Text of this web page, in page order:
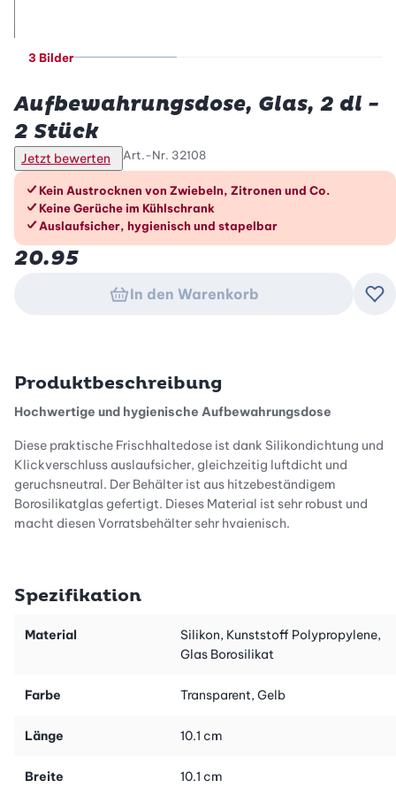
3 Bilder
Aufbewahrungsdose, Glas, 2 dl -
2 Stück
Jetzt bewerten Art.-Nr. 32108
Die Vorteile im Überblick
Kein Austrocknen von Zwiebeln, Zitronen und Co.
Keine Gerüche im Kühlschrank
Auslaufsicher, hygienisch und stapelbar
20.95
In den Warenkorb
Produktbeschreibung
Hochwertige und hygienische Aufbewahrungsdose
Diese praktische Frischhaltedose ist dank Silikondichtung und
Klickverschluss auslaufsicher, gleichzeitig luftdicht und
geruchsneutral. Der Behälter ist aus hitzebeständigem
Borosilikatglas gefertigt. Dieses Material ist sehr robust und
macht diesen Vorratsbehälter sehr hygienisch.
Vielseitige Einsatzmöglichkeiten
zum aromasicheren Aufbewahren von Lebensmitteln wie einer
angeschnittenen Zwiebel oder Zitrone, aber auch für Brei, kleine
den Tiefkühler. Der neutrale Glasbehälter kann sogar als
Spezifikation
Material
Silikon, Kunststoff Polypropylene,
Glas Borosilikat
Farbe Transparent, Gelb
Länge 10.1 cm
Breite 10.1 cm